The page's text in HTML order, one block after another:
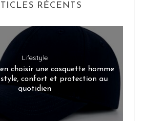
RÉCENTS
Lifestyle
choisir une casquette homme
confort et protection au
quotidien